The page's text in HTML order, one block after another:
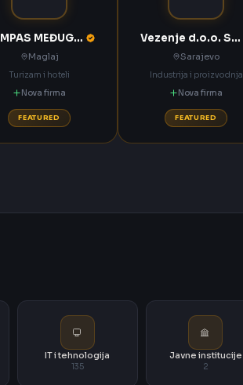
KOMPAS MEĐUGORJE d.d. Međugorje
Maglaj
Turizam i hoteli
Nova firma
FEATURED
Vezenje d.o.o. Sarajevo
Sarajevo
Industrija i proizvodnja
Nova firma
FEATURED
IT i tehnologija
135
Javne institucije
2